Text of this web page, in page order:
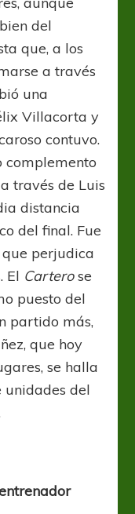
del
que, a los
a través
una
Villacorta y
contuvo.
complemento
a través de Luis
distancia
del final. Fue
perjudica
El Carterose
puesto del
partido más,
que hoy
se halla
unidades del